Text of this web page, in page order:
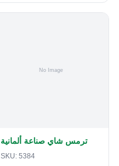
ترمس شاي صناعة ألمانية
SKU: 5384